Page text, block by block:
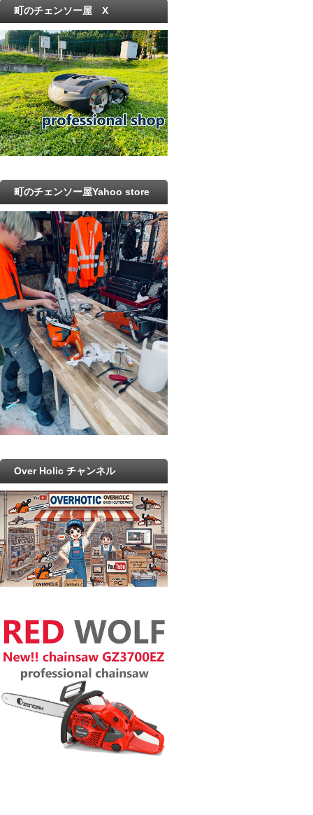
町のチェンソー屋 X
町のチェンソー屋Yahoo store
Over Holic チャンネル